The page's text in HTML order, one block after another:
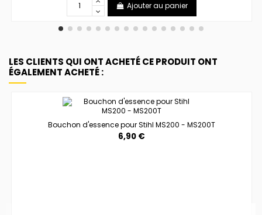
Ajouter au panier
LES CLIENTS QUI ONT ACHETÉ CE PRODUIT ONT
ÉGALEMENT ACHETÉ :
Bouchon d'essence pour Stihl MS200 - MS200T
6,90 €